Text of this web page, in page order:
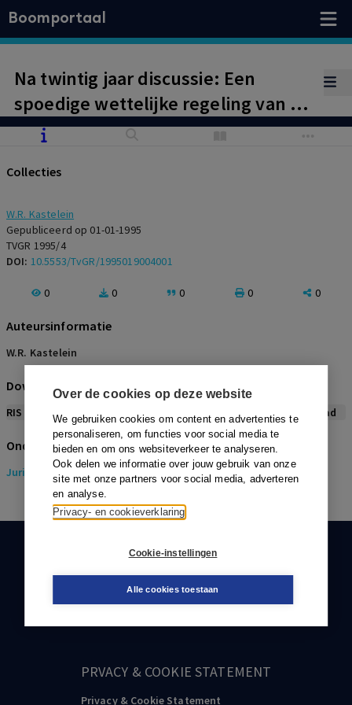
Over de cookies op deze website
We gebruiken cookies om content en advertenties te
personaliseren, om functies voor social media te
bieden en om ons websiteverkeer te analyseren.
Ook delen we informatie over jouw gebruik van onze
site met onze partners voor social media, adverteren
en analyse.
Privacy- en cookieverklaring
Cookie-instellingen
Alle cookies toestaan
Boomportaal
Na twintig jaar discussie: Een
spoedige wettelijke regeling van de
orgaandonatie?
Collecties
W.R. Kastelein
Gepubliceerd op 01-01-1995
TVGR 1995/4
DOI: 10.5553/TvGR/1995019004001
0 0 0 0 0
Auteursinformatie
W.R. Kastelein
Download citeerwijze bij dit artikel
RIS BibTex APA Vancouver Leidraad
Onderwerpen
Juridisch > Gezondheidsrecht
KLANTENSERVICE
088-0301000
PRVACY & COOKIE STATEMENT
Privacy & Cookie Statement